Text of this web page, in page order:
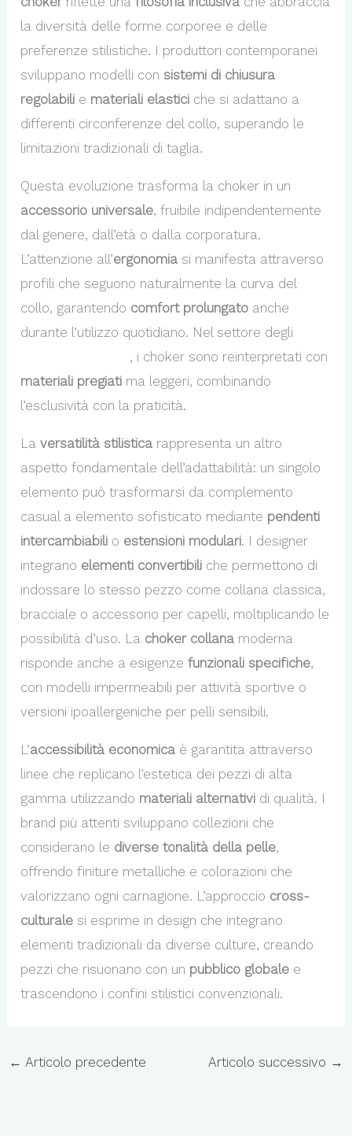
la diversità delle forme corporee e delle
preferenze stilistiche. I produttori contemporanei
sviluppano modelli consistemi di chiusura
regolabili e materiali elastici che si adattano a
differenti circonferenze del collo, superando le
limitazioni tradizionali di taglia.
Questa evoluzione trasforma la choker in un
accessorio universale, fruibile indipendentemente
dal genere, dall’età o dalla corporatura.
L’attenzione all’ergonomia si manifesta attraverso
profili che seguono naturalmente la curva del
collo, garantendo comfort prolungato anche
durante l’utilizzo quotidiano. Nel settore degli
, i choker sono reinterpretati con
materiali pregiati ma leggeri, combinando
l’esclusività con la praticità.
Laversatilità stilistica rappresenta un altro
aspetto fondamentale dell’adattabilità: un singolo
elemento può trasformarsi da complemento
casual a elemento sofisticato mediante pendenti
intercambiabili o estensioni modulari. I designer
integrano elementi convertibili che permettono di
indossare lo stesso pezzo come collana classica,
bracciale o accessorio per capelli, moltiplicando le
possibilità d’uso. La choker collana moderna
risponde anche a esigenzefunzionali specifiche,
con modelli impermeabili per attività sportive o
versioni ipoallergeniche per pelli sensibili.
L’accessibilità economica è garantita attraverso
linee che replicano l’estetica dei pezzi di alta
gamma utilizzando materiali alternativi di qualità. I
brand più attenti sviluppano collezioni che
considerano le diverse tonalità della pelle,
offrendo finiture metalliche e colorazioni che
valorizzano ogni carnagione. L’approccio cross-
culturale si esprime in design che integrano
elementi tradizionali da diverse culture, creando
pezzi che risuonano con un pubblico globale e
trascendono i confini stilistici convenzionali.
← Articolo precedente Articolo successivo →